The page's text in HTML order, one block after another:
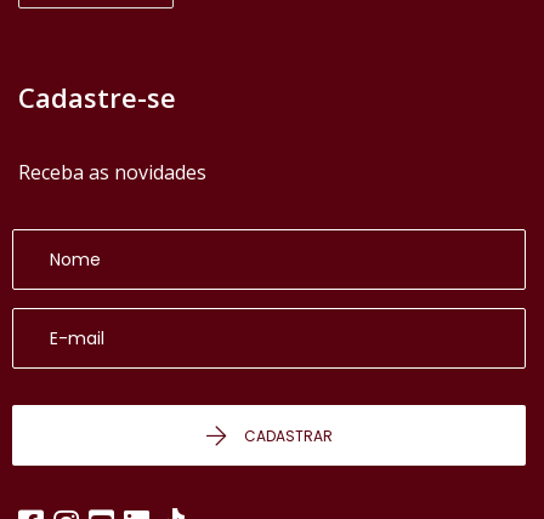
Cadastre-se
Receba as novidades
CADASTRAR